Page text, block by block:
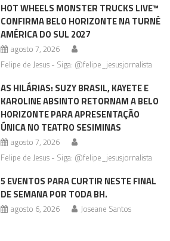
HOT WHEELS MONSTER TRUCKS LIVE™
CONFIRMA BELO HORIZONTE NA TURNÊ
AMÉRICA DO SUL 2027
agosto 7, 2026
Felipe de Jesus - Siga: @felipe_jesusjornalista
AS HILÁRIAS: SUZY BRASIL, KAYETE E
KAROLINE ABSINTO RETORNAM A BELO
HORIZONTE PARA APRESENTAÇÃO
ÚNICA NO TEATRO SESIMINAS
agosto 7, 2026
Felipe de Jesus - Siga: @felipe_jesusjornalista
5 EVENTOS PARA CURTIR NESTE FINAL
DE SEMANA POR TODA BH.
agosto 6, 2026 Joseane Santos